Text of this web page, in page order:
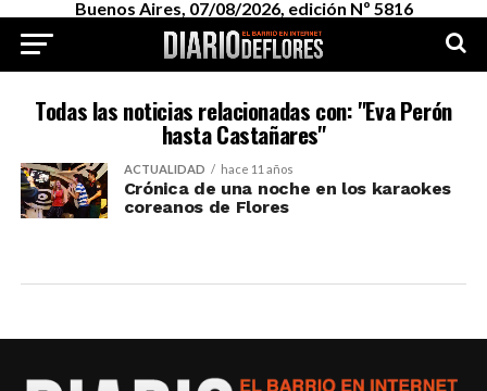
Buenos Aires, 07/08/2026, edición Nº 5816
Todas las noticias relacionadas con: "Eva Perón
hasta Castañares"
ACTUALIDAD hace 11 años
Crónica de una noche en los karaokes
coreanos de Flores